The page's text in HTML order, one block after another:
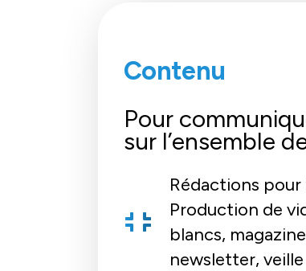
Contenu
Pour
sur l’ensemble
Rédactions
Production de
blancs,
newsletter,